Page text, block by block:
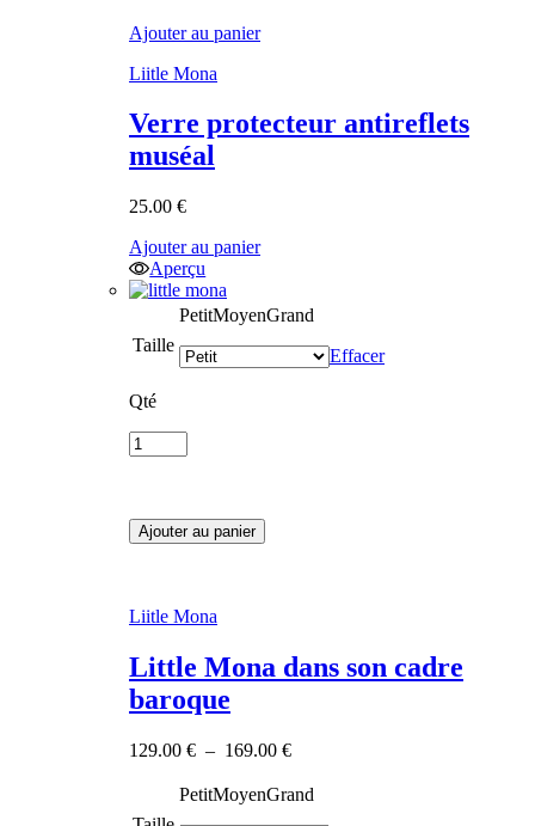
Ajouter au panier
Liitle Mona
Verre protecteur antireflets
muséal
25.00 €
Ajouter au panier
Aperçu
Taille
PetitMoyenGrand
Effacer
Qté
Ajouter au panier
Liitle Mona
Little Mona dans son cadre
baroque
129.00 € – 169.00 €Plage
prix :
PetitMoyenGrand